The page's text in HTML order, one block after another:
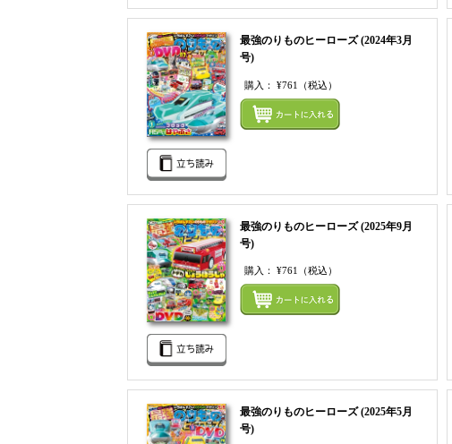
最強のりものヒーローズ (2024年3月
号)
購入： ¥761 （税込）
最強のりものヒーローズ (2025年9月
号)
購入： ¥761 （税込）
最強のりものヒーローズ (2025年5月
号)